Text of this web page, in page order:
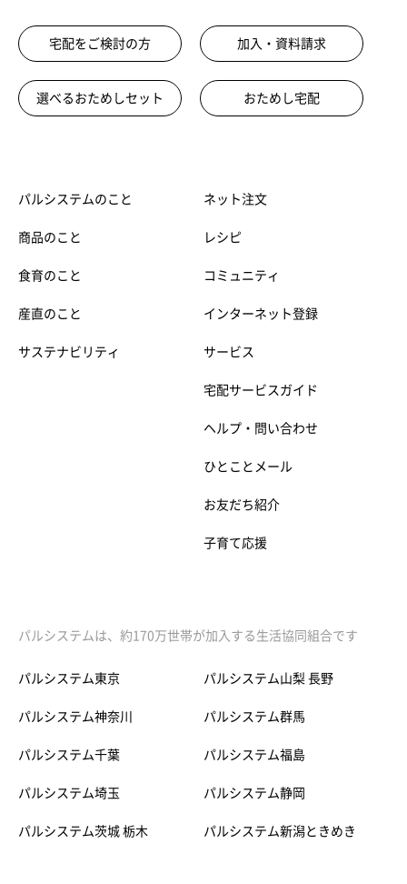
宅配をご検討の方 加入・資料請求
選べるおためしセット おためし宅配
パルシステムのこと
商品のこと
食育のこと
産直のこと
サステナビリティ
ネット注文
レシピ
コミュニティ
インターネット登録
サービス
宅配サービスガイド
ヘルプ・問い合わせ
ひとことメール
お友だち紹介
子育て応援
パルシステムは、約170万世帯が加入する生活協同組合です
パルシステム東京
パルシステム神奈川
パルシステム千葉
パルシステム埼玉
パルシステム茨城 栃木
パルシステム山梨 長野
パルシステム群馬
パルシステム福島
パルシステム静岡
パルシステム新潟ときめき